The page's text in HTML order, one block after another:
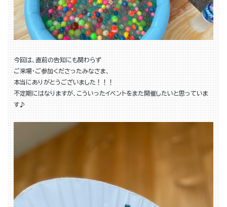
今回は、直前の告知にも関わらず
ご来場・ご参加くださったみなさま、
本当にありがとうございました！！！
不定期にはなりますが、こういったイベントをまた開催したいと思っていま
す♪